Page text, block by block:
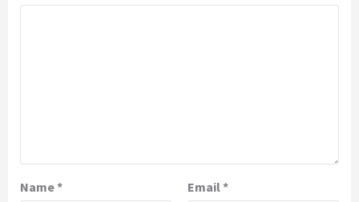
Name* Email *